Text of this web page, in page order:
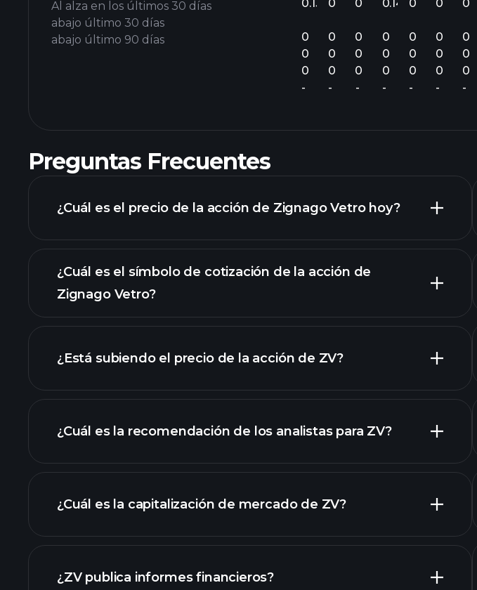
Al alza en los últimos 30 días
abajo último 30 días
abajo último 90 días
0.13
0
0
0
-
0
0
0
0
-
0
0
0
0
-
0.14
0
0
0
-
0
0
0
0
-
0
0
0
0
-
0
0
0
0
-
Preguntas Frecuentes
¿Cuál es el precio de la acción de Zignago Vetro hoy?
gráfico avanzado
¿Cuál es el símbolo de cotización de la acción de
Zignago Vetro?
¿Está subiendo el precio de la acción de ZV?
gráfico de ZV
¿Cuál es la recomendación de los analistas para ZV?
¿Cuál es la capitalización de mercado de ZV?
nuestra lista de acciones
¿ZV publica informes financieros?